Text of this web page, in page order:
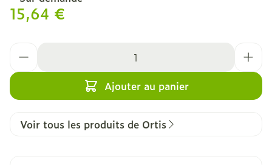
15,64 €
Ajouter au panier
Voir tous les produits de Ortis